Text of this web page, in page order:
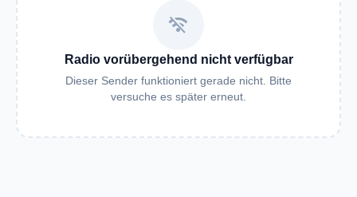
wifi_off
Radio vorübergehend nicht verfügbar
Dieser Sender funktioniert gerade nicht. Bitte
versuche es später erneut.